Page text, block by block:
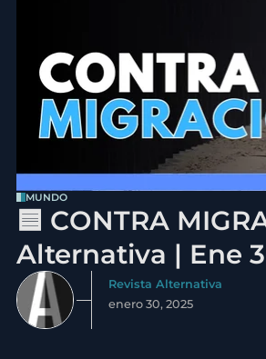
MUNDO
🟦 CONTRA
Alternativa | Ene
Revista Alternativa
enero 30, 2025